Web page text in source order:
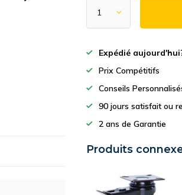
Expédié
Prix Compétitifs
Conseils
90 jours satisfait ou
2 ans de Garantie
Produits